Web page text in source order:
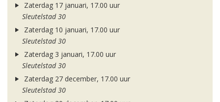
Zaterdag 17 januari, 17.00 uur
Sleutelstad 30
Zaterdag 10 januari, 17.00 uur
Sleutelstad 30
Zaterdag 3 januari, 17.00 uur
Sleutelstad 30
Zaterdag 27 december, 17.00 uur
Sleutelstad 30